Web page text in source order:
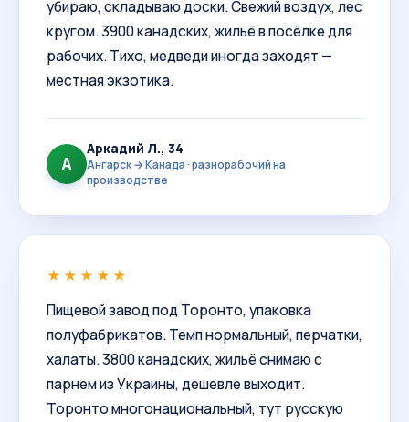
убираю, складываю доски. Свежий воздух, лес
кругом. 3900 канадских, жильё в посёлке для
рабочих. Тихо, медведи иногда заходят —
местная экзотика.
А
Аркадий Л., 34
Ангарск → Канада · разнорабочий на
производстве
★★★★★
Пищевой завод под Торонто, упаковка
полуфабрикатов. Темп нормальный, перчатки,
халаты. 3800 канадских, жильё снимаю с
парнем из Украины, дешевле выходит.
Торонто многонациональный, тут русскую